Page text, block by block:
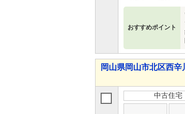
おすすめポイント
岡山県岡山市北区西
中古住宅